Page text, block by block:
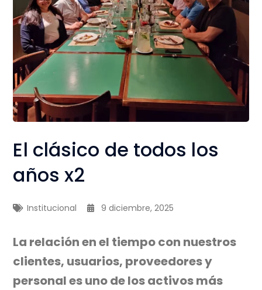
El clásico de todos los
años x2
Institucional 9 diciembre, 2025
La relación en el tiempo con nuestros
clientes, usuarios, proveedores y
personal es uno de los activos más